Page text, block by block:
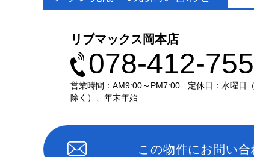
リブマックス岡本店
078-412-
営業時間：AM9:00～PM7:00
定休日：水曜日
除く）、年末年始
この物件にお問い合